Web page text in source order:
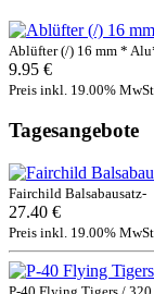
Ablüfter (/) 16 mm *
9.95 €
Preis inkl. 19.00%
Tagesangebote
Fairchild Balsabausatz-
27.40 €
Preis inkl. 19.00%